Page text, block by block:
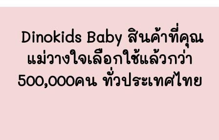
Dinokids Baby สินค้าที่คุณ
แม่วางใจเลือกใช้แล้วกว่า
500,000คน ทั่วประเทศไทย